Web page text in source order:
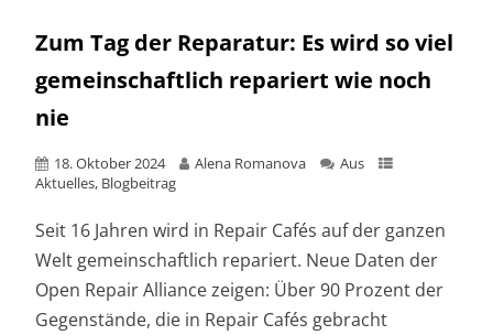
Zum Tag der Reparatur: Es wird so viel
gemeinschaftlich repariert wie noch
nie
18. Oktober 2024 Alena Romanova
Aus
Aktuelles, Blogbeitrag
Seit 16 Jahren wird in Repair Cafés auf der ganzen
Welt gemeinschaftlich repariert. Neue Daten der
Open Repair Alliance zeigen: Über 90 Prozent der
Gegenstände, die in Repair Cafés gebracht